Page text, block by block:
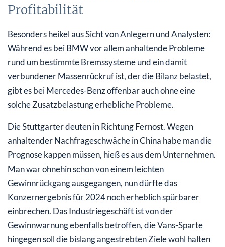
Profitabilität
Besonders heikel aus Sicht von Anlegern und Analysten:
Während es bei BMW vor allem anhaltende Probleme
rund um bestimmte Bremssysteme und ein damit
verbundener Massenrückruf ist, der die Bilanz belastet,
gibt es bei Mercedes-Benz offenbar auch ohne eine
solche Zusatzbelastung erhebliche Probleme.
Die Stuttgarter deuten in Richtung Fernost. Wegen
anhaltender Nachfrageschwäche in China habe man die
Prognose kappen müssen, hieß es aus dem Unternehmen.
Man war ohnehin schon von einem leichten
Gewinnrückgang ausgegangen, nun dürfte das
Konzernergebnis für 2024 noch erheblich spürbarer
einbrechen. Das Industriegeschäft ist von der
Gewinnwarnung ebenfalls betroffen, die Vans-Sparte
hingegen soll die bislang angestrebten Ziele wohl halten